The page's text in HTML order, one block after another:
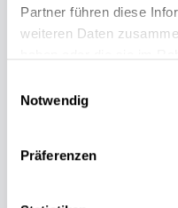
Partner führen diese
weiteren Daten
Notwendig
Präferenzen
Fragen und